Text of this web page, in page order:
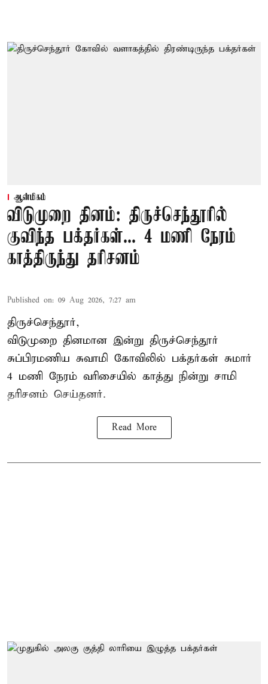
ஆன்மிகம்
விடுமுறை தினம்: திருச்செந்தூரில்
குவிந்த பக்தர்கள்... 4 மணி நேரம்
காத்திருந்து தரிசனம்
Published on: 09 Aug 2026, 7:27 am
திருச்செந்தூர்,
விடுமுறை தினமான இன்று திருச்செந்தூர்
சுப்பிரமணிய சுவாமி கோவிலில் பக்தர்கள் சுமார்
4 மணி நேரம் வரிசையில் காத்து நின்று சாமி
தரிசனம் செய்தனர்.
Read More